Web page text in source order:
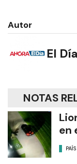
Autor
El
NOTAS
en
PAÍS